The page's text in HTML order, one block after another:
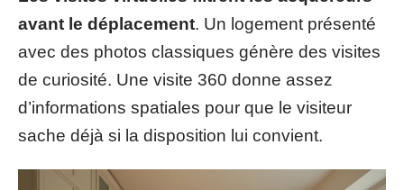
avant le déplacement. Un logement présenté
avec des photos classiques génère des visites
de curiosité. Une visite 360 donne assez
d’informations spatiales pour que le visiteur
sache déjà si la disposition lui convient.